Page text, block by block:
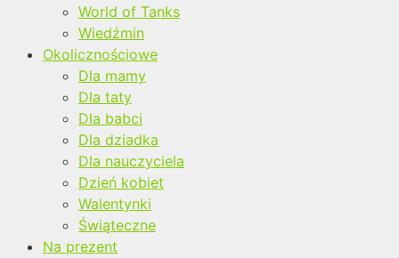
World of Tanks
Wiedźmin
Okolicznościowe
Dla mamy
Dla taty
Dla babci
Dla dziadka
Dla nauczyciela
Dzień kobiet
Walentynki
Świąteczne
Na prezent